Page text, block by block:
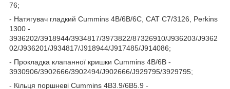
76;
- Натягувач гладкий Cummins 4B/6B/6C, CAT C7/3126, Perkins
1300 -
3936202/3918944/3934817/3973822/87326910/J936203/J9362
02/J936201/J934817/J918944/J917485/J914086;
- Прокладка клапанної кришки Cummins 4B/6B -
3930906/3902666/3902494/J902666/J929795/3929795;
- Кільця поршневі Cummins 4B3.9/6B5.9 -